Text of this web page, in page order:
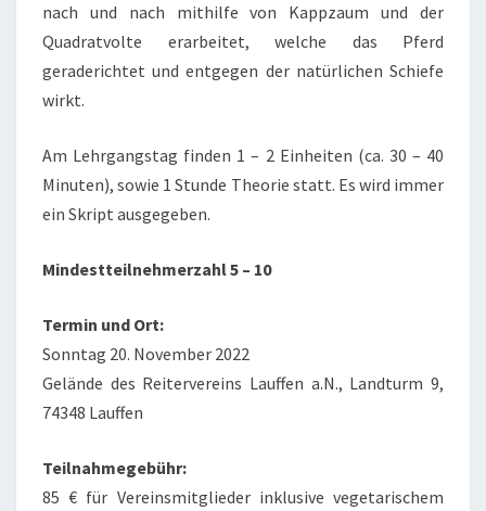
nach und nach mithilfe von Kappzaum und der
Quadratvolte erarbeitet, welche das Pferd
geraderichtet und entgegen der natürlichen Schiefe
wirkt.
Am Lehrgangstag finden 1 – 2 Einheiten (ca. 30 – 40
Minuten), sowie 1 Stunde Theorie statt. Es wird immer
ein Skript ausgegeben.
Mindestteilnehmerzahl 5 – 10
Termin und Ort:
Sonntag 20. November 2022
Gelände des Reitervereins Lauffen a.N., Landturm 9,
74348 Lauffen
Teilnahmegebühr:
85 € für Vereinsmitglieder inklusive vegetarischem